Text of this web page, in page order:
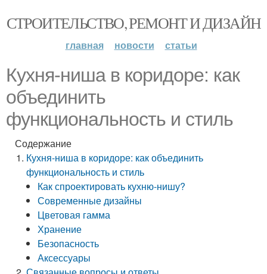
СТРОИТЕЛЬСТВО, РЕМОНТ И ДИЗАЙН
главная новости статьи
Кухня-ниша в коридоре: как
объединить
функциональность и стиль
Содержание
Кухня-ниша в коридоре: как объединить
функциональность и стиль
Как спроектировать кухню-нишу?
Современные дизайны
Цветовая гамма
Хранение
Безопасность
Аксессуары